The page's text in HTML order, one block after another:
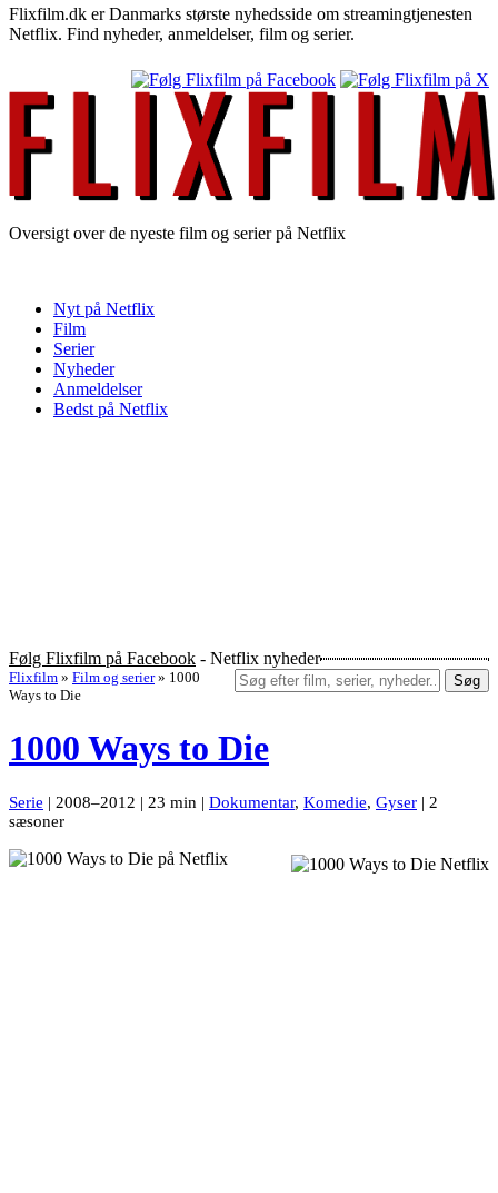
Flixfilm.dk er Danmarks største nyhedsside om streamingtjenesten
Netflix. Find nyheder, anmeldelser, film og serier.
Oversigt over de nyeste film og serier på Netflix
Nyt på Netflix
Film
Serier
Nyheder
Anmeldelser
Bedst på Netflix
Følg Flixfilm på Facebook - Netflix nyheder
Søg
Flixfilm » Film og serier » 1000
Ways to Die
1000 Ways to Die
Serie | 2008–2012 | 23 min | Dokumentar, Komedie, Gyser | 2
sæsoner